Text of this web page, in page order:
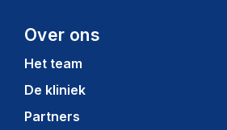
Over ons
Het team
De kliniek
Partners